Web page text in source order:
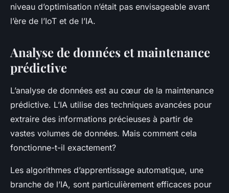
niveau d’optimisation n’était pas envisageable avant
l’ère de l’IoT et de l’IA.
Analyse de données et maintenance
prédictive
L’analyse de données est au cœur de la maintenance
prédictive. L’IA utilise des techniques avancées pour
extraire des informations précieuses à partir de
vastes volumes de données. Mais comment cela
fonctionne-t-il exactement?
Les algorithmes d’apprentissage automatique, une
branche de l’IA, sont particulièrement efficaces pour